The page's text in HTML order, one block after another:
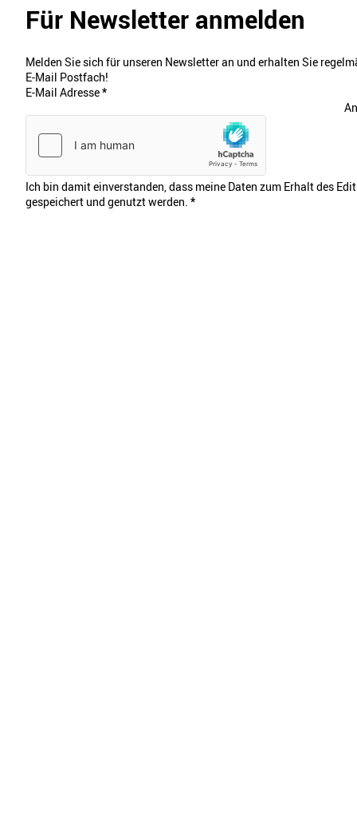
Für Newsletter anmelden
Melden Sie sich für unseren Newsletter an und erhalten Sie
E-Mail Postfach!
E-Mail Adresse*
Ich bin damit einverstanden, dass meine Daten zum Erhalt des
gespeichert und genutzt werden. *